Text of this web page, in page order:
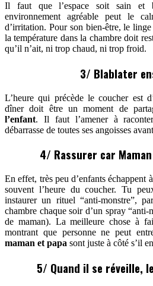
Il faut que l’espace soit sain et
environnement agréable peut le
d’irritation. Pour son bien-être, le
la température dans la chambre doit
qu’il n’ait, ni trop chaud, ni trop froid.
3/ Blablater
L’heure qui précède le coucher est
dîner doit être un moment de
l’enfant. Il faut l’amener à
débarrasse de toutes ses angoisses
4/ Rassurer car
En effet, très peu d’enfants échappent
souvent l’heure du coucher. Tu
instaurer un rituel “anti-monstre”,
chambre chaque soir d’un spray
de maman). La meilleure chose à
montrant que personne ne peut
maman et papa sont juste à côté s’il
5/ Quand il se réveille,